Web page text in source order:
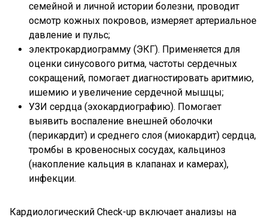
семейной и личной истории болезни, проводит
осмотр кожных покровов, измеряет артериальное
давление и пульс;
электрокардиограмму (ЭКГ). Применяется для
оценки синусового ритма, частоты сердечных
сокращений, помогает диагностировать аритмию,
ишемию и увеличение сердечной мышцы;
УЗИ сердца (эхокардиографию). Помогает
выявить воспаление внешней оболочки
(перикардит) и среднего слоя (миокардит) сердца,
тромбы в кровеносных сосудах, кальциноз
(накопление кальция в клапанах и камерах),
инфекции.
Кардиологический Check-up включает анализы на